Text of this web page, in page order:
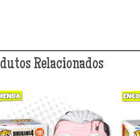
Relacionados